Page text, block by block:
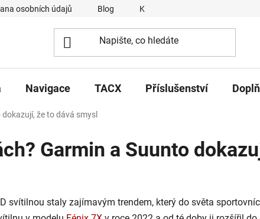
osobních údajů Blog Kontakty
Navigace TACX Příslušenství
že to dává smysl
Garmin a Suunto
svítilnou staly zajímavým trendem, který do světa